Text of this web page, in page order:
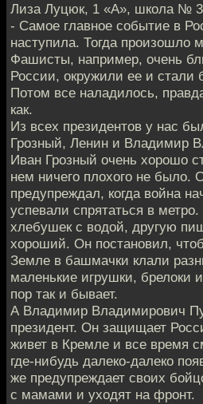
Лиза Луцюк, 1 «А», школа №
- Самое главное событие в
наступила. Тогда произошло
Фашисты, например, очень
России, окружили ее и стали
Потом все наладилось,
как.
Из всех президентов у нас
Грозный, Ленин и Владимир
Иван Грозный очень хорошо
нем ничего плохого не было.
предупреждал, когда война
успевали спрятаться в
хлебушек с водой, другую
хороший. Он постановил,
Земле в башмачки клали
маленькие игрушки, брелоки
пор так и бывает.
А Владимир Владимирович
президент. Он защищает
живет в Кремле и все время
где-нибудь далеко-далеко
же предупреждает своих
с мамами и уходят на фронт.